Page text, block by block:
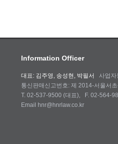
Information Officer
대표: 김주영, 송성현, 박필서
사업
통신판매신고번호: 제 2014-서울서
T. 02-537-9500 (대표), F. 02-564-
Email hnr@hnrlaw.co.kr